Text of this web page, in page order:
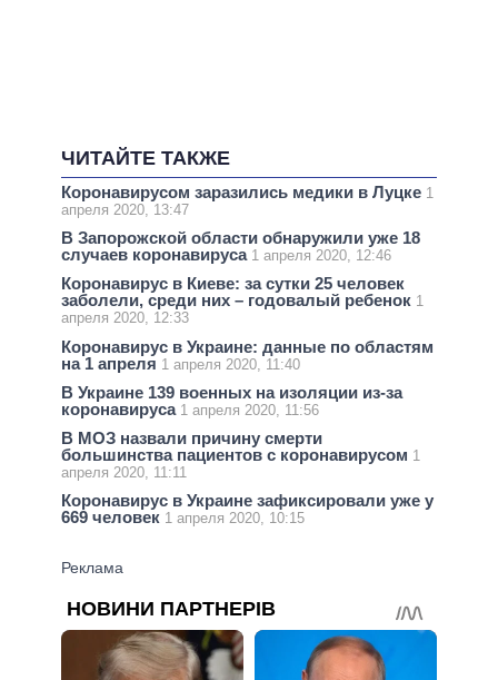
ЧИТАЙТЕ ТАКЖЕ
Коронавирусом заразились медики в Луцке 1
апреля 2020, 13:47
В Запорожской области обнаружили уже 18
случаев коронавируса 1 апреля 2020, 12:46
Коронавирус в Киеве: за сутки 25 человек
заболели, среди них – годовалый ребенок 1
апреля 2020, 12:33
Коронавирус в Украине: данные по областям
на 1 апреля 1 апреля 2020, 11:40
В Украине 139 военных на изоляции из-за
коронавируса 1 апреля 2020, 11:56
В МОЗ назвали причину смерти
большинства пациентов с коронавирусом 1
апреля 2020, 11:11
Коронавирус в Украине зафиксировали уже у
669 человек 1 апреля 2020, 10:15